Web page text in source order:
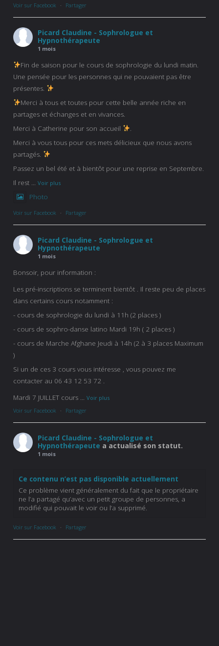
Voir sur Facebook · Partager
Picard Claudine - Sophrologue et
Hypnothérapeute
1 mois
Fin de saison pour le cours de sophrologie du lundi matin.
Une pensée pour les personnes qui ne pouvaient pas être
présentes.
Merci à tous et toutes pour cette belle année riche en
partages et échanges et en vivances.
Merci à Catherine pour son accueil
Merci à vous tous pour ces mets délicieux que nous avons
partagés.
Passez un bel été et à bientôt pour une reprise en Septembre.
Il rest
Voir plus
Photo
Voir sur Facebook · Partager
Picard Claudine - Sophrologue et
Hypnothérapeute
1 mois
Bonsoir, pour information :
Les pré-inscriptions se terminent bientôt . Il reste peu de places
dans certains cours notamment :
- cours de sophrologie du lundi à 11h (2 places )
- cours de sophro-danse latino Mardi 19h ( 2 places )
- cours de Marche Afghane Jeudi à 14h (2 à 3 places Maximum
)
Si un de ces 3 cours vous intéresse , vous pouvez me
contacter au 06 43 12 53 72 .
Mardi 7 JUILLET cours
Voir plus
Voir sur Facebook
· Partager
Picard Claudine - Sophrologue et
Hypnothérapeute a actualisé son statut.
1 mois
Ce contenu n’est pas disponible actuellement
Ce problème vient généralement du fait que le propriétaire
ne l’a partagé qu’avec un petit groupe de personnes, a
modifié qui pouvait le voir ou l’a supprimé.
Voir sur Facebook · Partager